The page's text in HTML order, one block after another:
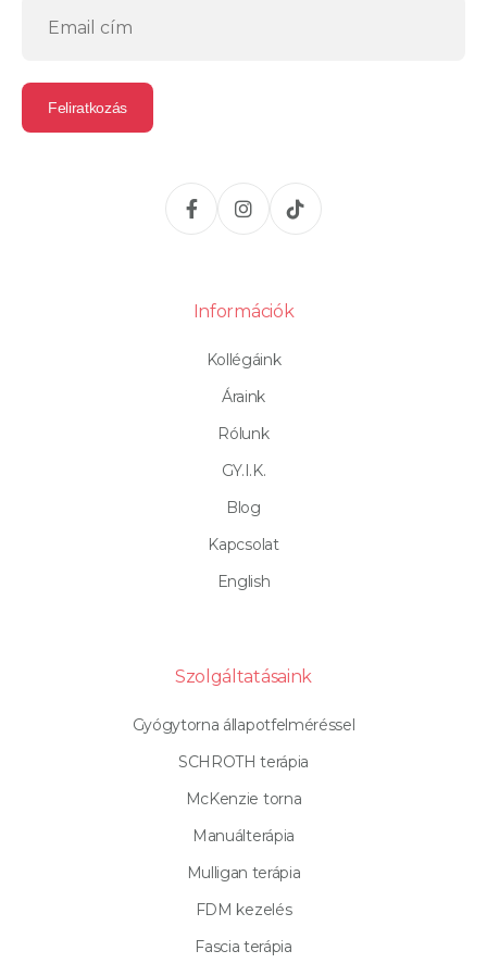
Információk
Kollégáink
Áraink
Rólunk
GY.I.K.
Blog
Kapcsolat
English
Szolgáltatásaink
Gyógytorna állapotfelméréssel
SCHROTH terápia
McKenzie torna
Manuálterápia
Mulligan terápia
FDM kezelés
Fascia terápia